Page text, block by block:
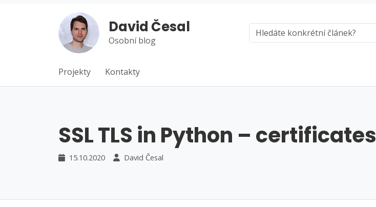
David Česal
Osobní blog
Projekty Kontakty
SSL TLS in Python – certificates
15.10.2020 David Česal